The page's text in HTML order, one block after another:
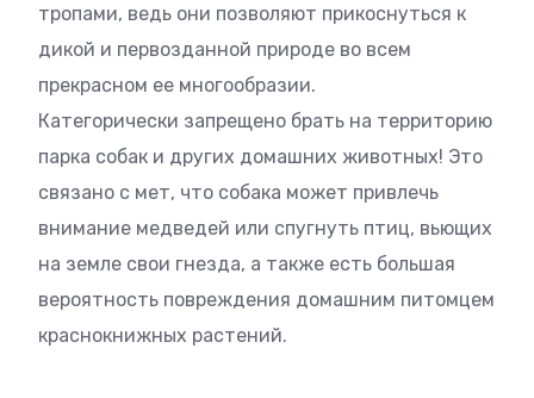
тропами, ведь они позволяют прикоснуться к
дикой и первозданной природе во всем
прекрасном ее многообразии.
Категорически запрещено брать на территорию
парка собак и других домашних животных! Это
связано с мет, что собака может привлечь
внимание медведей или спугнуть птиц, вьющих
на земле свои гнезда, а также есть большая
вероятность повреждения домашним питомцем
краснокнижных растений.